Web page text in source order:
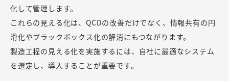
化して管理します。
これらの見える化は、QCDの改善だけでなく、情報共有の円
滑化やブラックボックス化の解消にもつながります。
製造工程の見える化を実施するには、自社に最適なシステム
を選定し、導入することが重要です。